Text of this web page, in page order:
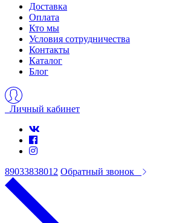
Доставка
Оплата
Кто мы
Условия сотрудничества
Контакты
Каталог
Блог
Личный кабинет
89033838012 Обратный звонок